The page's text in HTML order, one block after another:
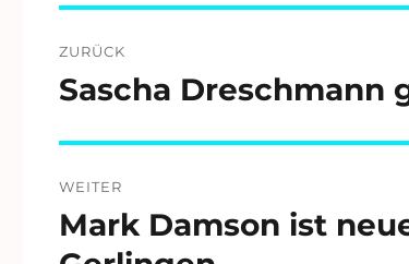
ZURÜCK
Vorheriger
Sascha
WEITER
Nächster
Beitrag:
Mark Damson ist